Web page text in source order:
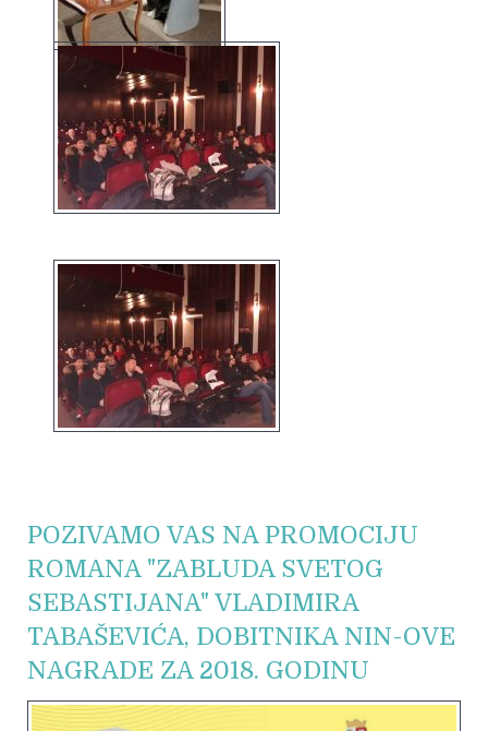
POZIVAMO VAS NA PROMOCIJU
ROMANA "ZABLUDA SVETOG
SEBASTIJANA" VLADIMIRA
TABAŠEVIĆA, DOBITNIKA NIN-OVE
NAGRADE ZA 2018. GODINU